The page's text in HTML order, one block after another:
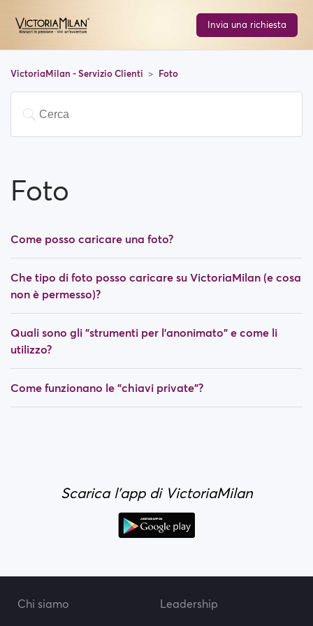
Invia una richiesta
VictoriaMilan - Servizio Clienti Foto
Foto
Come posso caricare una foto?
Che tipo di foto posso caricare su VictoriaMilan (e cosa
non è permesso)?
Quali sono gli "strumenti per l’anonimato" e come li
utilizzo?
Come funzionano le "chiavi private"?
Scarica l'app di VictoriaMilan
Chi siamo
Leadership